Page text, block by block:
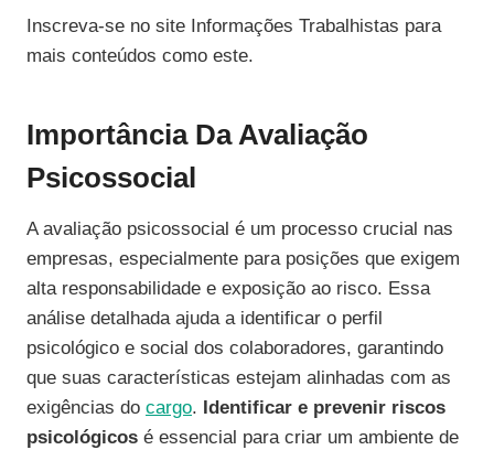
Inscreva-se no site Informações Trabalhistas para
mais conteúdos como este.
Importância Da Avaliação
Psicossocial
A avaliação psicossocial é um processo crucial nas
empresas, especialmente para posições que exigem
alta responsabilidade e exposição ao risco. Essa
análise detalhada ajuda a identificar o perfil
psicológico e social dos colaboradores, garantindo
que suas características estejam alinhadas com as
exigências do cargo. Identificar e prevenir riscos
psicológicos é essencial para criar um ambiente de